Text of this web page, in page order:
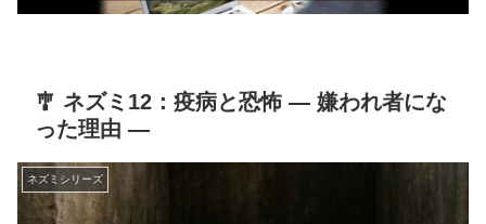
🎐 ネズミ12：疫病と恐怖 ― 嫌われ者にな
った理由 ―
ネズミシリーズ